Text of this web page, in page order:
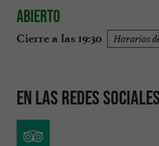
Abierto
Cierre a las 19:30 Horarios
En las redes sociales